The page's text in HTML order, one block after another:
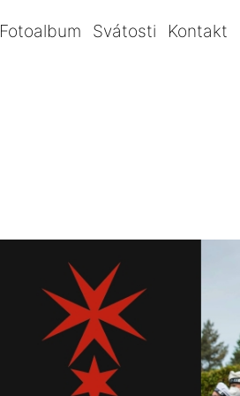
Fotoalbum Svátosti Kontakt